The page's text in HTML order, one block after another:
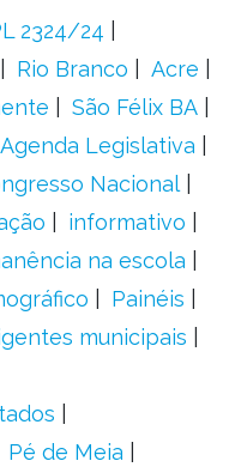
2324/24
Rio Branco
Acre
São Félix BA
Agenda Legislativa
Nacional
informativo
na escola
Painéis
municipais
Pé de Meia